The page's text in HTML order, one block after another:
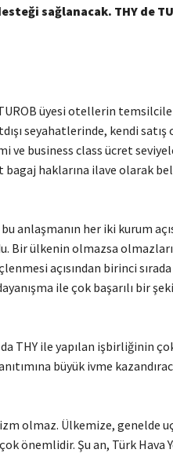
sağlanacak. THY de
üyesi otellerin
seyahatlerinde, kendi
ve business class ücret
bagaj haklarına ilave olarak
her iki kurum
Bir ülkenin olmazsa
açısından birinci
ile çok başarılı bir
THY ile yapılan işbirliğinin
büyük ivme
olmaz. Ülkemize, genelde
önemlidir. Şu an, Türk Hava